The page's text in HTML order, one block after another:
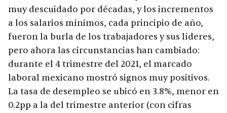
muy descuidado por décadas, y los incrementos
a los salarios mínimos, cada principio de año,
fueron la burla de los trabajadores y sus líderes,
pero ahora las circunstancias han cambiado:
durante el 4 trimestre del 2021, el marcado
laboral mexicano mostró signos muy positivos.
La tasa de desempleo se ubicó en 3.8%, menor en
0.2pp a la del trimestre anterior (con cifras